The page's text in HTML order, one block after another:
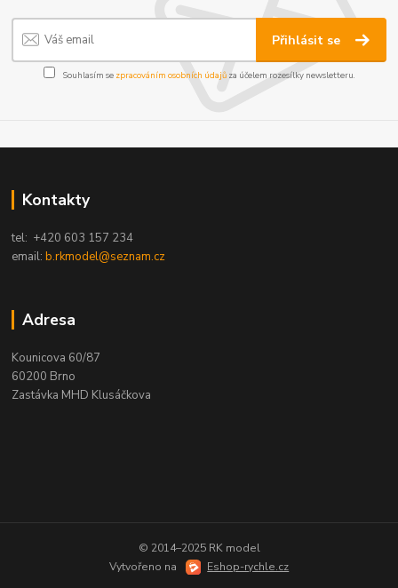
Přihlásit se
Souhlasím se zpracováním osobních údajůza účelem rozesílky newsletteru.
Kontakty
tel: +420 603 157 234
email:b.rkmodel@seznam.cz
Adresa
Kounicova 60/87
60200 Brno
Zastávka MHD Klusáčkova
© 2014–2025 RK model
Vytvořeno na
Eshop-rychle.cz